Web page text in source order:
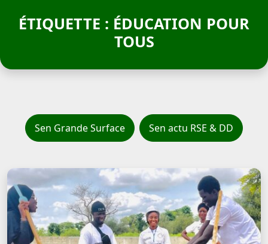
ÉTIQUETTE : ÉDUCATION POUR
TOUS
Sen Grande Surface Sen actu RSE & DD